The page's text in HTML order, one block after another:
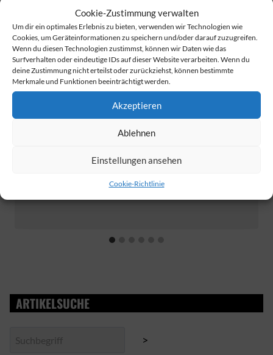
Cookie-Zustimmung verwalten
Um dir ein optimales Erlebnis zu bieten, verwenden wir Technologien wie
Cookies, um Geräteinformationen zu speichern und/oder darauf zuzugreifen.
Wenn du diesen Technologien zustimmst, können wir Daten wie das
Surfverhalten oder eindeutige IDs auf dieser Website verarbeiten. Wenn du
deine Zustimmung nicht erteilst oder zurückziehst, können bestimmte
Merkmale und Funktionen beeinträchtigt werden.
Akzeptieren
Ablehnen
Einstellungen ansehen
Cookie-Richtlinie
Stadt-Land-Spielt! 20./21.09.2025
ARTIKELSUCHE
>